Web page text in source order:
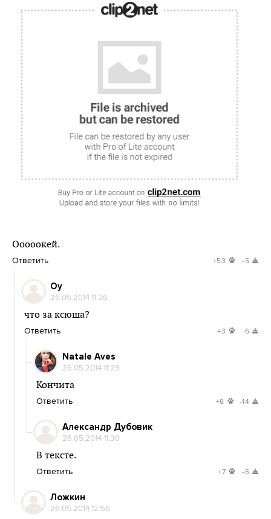
Ооооокей.
Ответить +53 -5
Оу
26.05.2014 11:26
что за ксюша?
Ответить +3 -6
Natale Aves
26.05.2014 11:29
Кончита
Ответить +8 -14
Александр Дубовик
26.05.2014 11:30
В тексте.
Ответить +7 -6
Ложкин
26.05.2014 12:55